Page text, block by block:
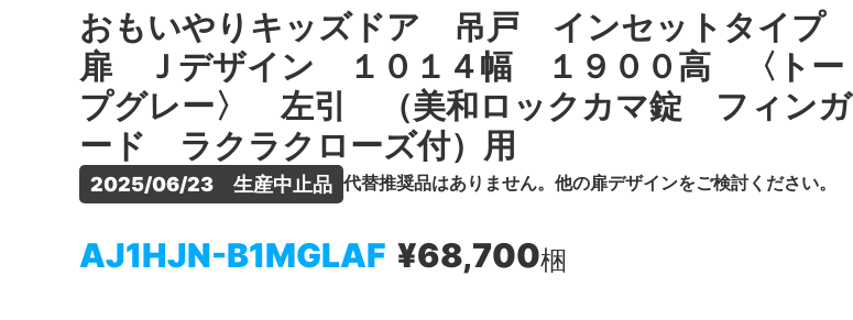
おもいやりキッズドア 吊戸 インセットタイプ
扉 Ｊデザイン １０１４幅 １９００高 〈トー
プグレー〉 左引 （美和ロックカマ錠 フィンガ
ード ラクラクローズ付）用
2025/06/23　生産中止品 代替推奨品はありません。他の扉デザインをご検討ください。
AJ1HJN-B1MGLAF ¥68,700梱